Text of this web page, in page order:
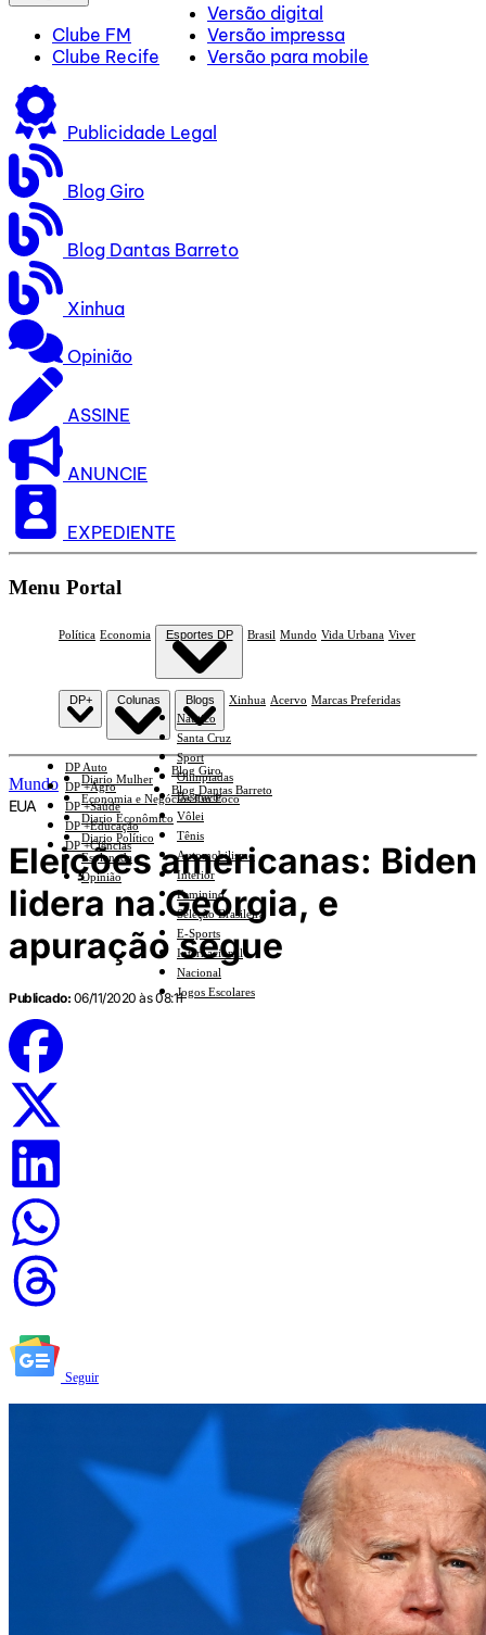
Clube FM
Clube Recife
Versão digital
Versão impressa
Versão para mobile
Publicidade Legal
Blog Giro
Blog Dantas Barreto
Xinhua
Opinião
ASSINE
ANUNCIE
EXPEDIENTE
Menu Portal
Política Economia Esportes DP
Náutico
Santa Cruz
Sport
Olimpíadas
Basquete
Vôlei
Tênis
Automobilismo
Interior
Feminino
Seleção Brasileira
E-Sports
Internacional
Nacional
Jogos Escolares
Brasil Mundo Vida Urbana Viver
DP+
DP Auto
DP +Agro
DP +Saúde
DP +Educação
DP +Ciências
Colunas
Diario Mulher
Economia e Negócios Em Foco
Diario Econômico
Diario Político
Esplanada
Opinião
Blogs
Blog Giro
Blog Dantas Barreto
Xinhua Acervo Marcas Preferidas
Mundo
EUA
Eleições americanas: Biden
lidera na Geórgia, e
apuração segue
Publicado: 06/11/2020 às 08:11
Seguir